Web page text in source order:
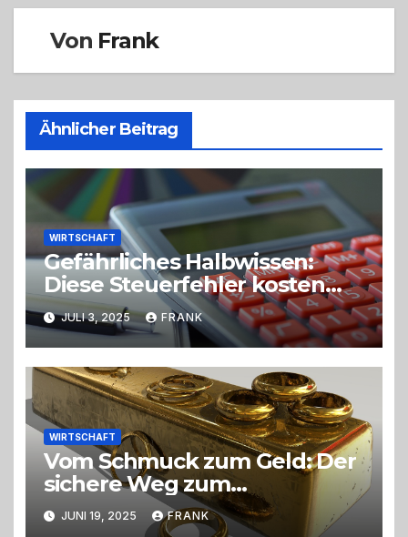
Von Frank
Ähnlicher Beitrag
WIRTSCHAFT
Gefährliches Halbwissen:
Diese Steuerfehler kosten
Selbstständige richtig Geld
JULI 3, 2025 FRANK
WIRTSCHAFT
Vom Schmuck zum Geld: Der
sichere Weg zum
Goldverkauf
JUNI 19, 2025 FRANK